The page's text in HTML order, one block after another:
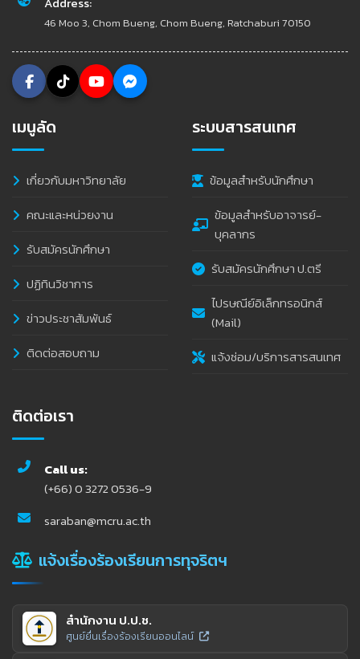
46 Moo 3, Chom Bueng, Chom Bueng, Ratchaburi 70150
เมนูลัด
เกี่ยวกับมหาวิทยาลัย
คณะและหน่วยงาน
รับสมัครนักศึกษา
ปฏิทินวิชาการ
ข่าวประชาสัมพันธ์
ติดต่อสอบถาม
ระบบสารสนเทศ
ข้อมูลสำหรับนักศึกษา
ข้อมูลสำหรับอาจารย์-
บุคลากร
รับสมัครนักศึกษา ป.ตรี
ไปรษณีย์อิเล็กทรอนิกส์
(Mail)
แจ้งซ่อม/บริการสารสนเทศ
ติดต่อเรา
Call us:
(+66) 0 3272 0536-9
saraban@mcru.ac.th
แจ้งเรื่องร้องเรียนการทุจริตฯ
สำนักงาน ป.ป.ช.
ศูนย์ยื่นเรื่องร้องเรียนออนไลน์